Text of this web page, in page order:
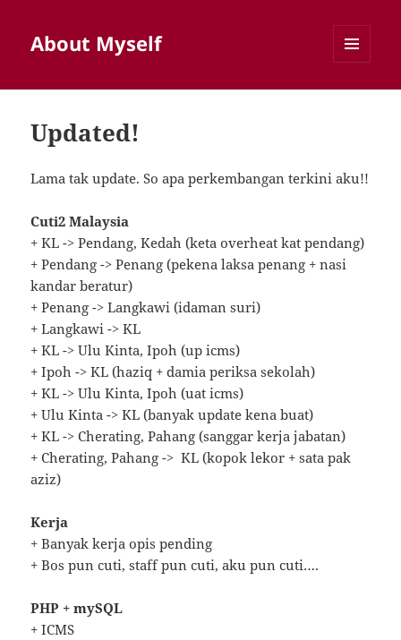
About Myself
Updated!
Lama tak update. So apa perkembangan terkini aku!!
Cuti2 Malaysia
+ KL -> Pendang, Kedah (keta overheat kat pendang)
+ Pendang -> Penang (pekena laksa penang + nasi
kandar beratur)
+ Penang -> Langkawi (idaman suri)
+ Langkawi -> KL
+ KL -> Ulu Kinta, Ipoh (up icms)
+ Ipoh -> KL (haziq + damia periksa sekolah)
+ KL -> Ulu Kinta, Ipoh (uat icms)
+ Ulu Kinta -> KL (banyak update kena buat)
+ KL -> Cherating, Pahang (sanggar kerja jabatan)
+ Cherating, Pahang -> KL (kopok lekor + sata pak
aziz)
Kerja
+ Banyak kerja opis pending
+ Bos pun cuti, staff pun cuti, aku pun cuti….
PHP + mySQL
+ ICMS